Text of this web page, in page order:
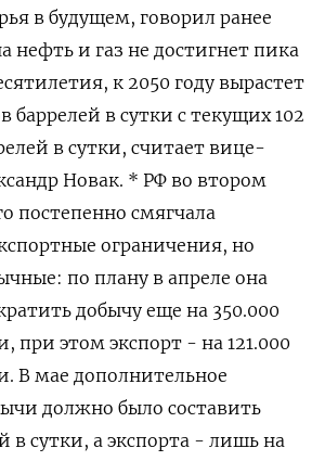
в будущем, говорил ранее
нефть и газ не достигнет пика
к 2050 году вырастет
баррелей в сутки с текущих 102
в сутки, считает вице-
Новак. * РФ во втором
постепенно смягчала
ограничения, но
по плану в апреле она
добычу еще на 350.000
при этом экспорт - на 121.000
В мае дополнительное
должно было составить
в сутки, а экспорта - лишь на